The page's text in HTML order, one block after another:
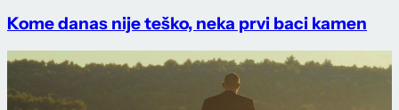
Kome danas nije teško, neka prvi baci kamen